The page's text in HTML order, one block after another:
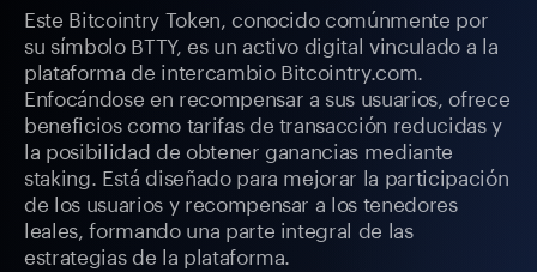
Este Bitcointry Token, conocido comúnmente por
su símbolo BTTY, es un activo digital vinculado a la
plataforma de intercambio Bitcointry.com.
Enfocándose en recompensar a sus usuarios, ofrece
beneficios como tarifas de transacción reducidas y
la posibilidad de obtener ganancias mediante
staking. Está diseñado para mejorar la participación
de los usuarios y recompensar a los tenedores
leales, formando una parte integral de las
estrategias de la plataforma.